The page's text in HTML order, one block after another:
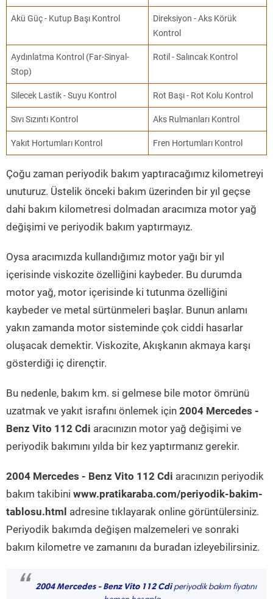
Akü Güç - Kutup Başı Kontrol
Direksiyon - Aks Körük
Kontrol
Aydınlatma Kontrol (Far-Sinyal-
Stop)
Rotil - Salıncak Kontrol
Silecek Lastik - Suyu Kontrol Rot Başı - Rot Kolu Kontrol
Sıvı Sızıntı Kontrol Aks Rulmanları Kontrol
Yakıt Hortumları Kontrol Fren Hortumları Kontrol
Çoğu zaman periyodik bakım yaptıracağımız kilometreyi
unuturuz. Üstelik önceki bakım üzerinden bir yıl geçse
dahi bakım kilometresi dolmadan aracımıza motor yağ
değişimi ve periyodik bakım yaptırmayız.
Oysa aracımızda kullandığımız motor yağı bir yıl
içerisinde viskozite özelliğini kaybeder. Bu durumda
motor yağ, motor içerisinde ki tutunma özelliğini
kaybeder ve metal sürtünmeleri başlar. Bunun anlamı
yakın zamanda motor sisteminde çok ciddi hasarlar
oluşacak demektir. Viskozite, Akışkanın akmaya karşı
gösterdiği iç dirençtir.
Bu nedenle, bakım km. si gelmese bile motor ömrünü
uzatmak ve yakıt israfını önlemek için 2004 Mercedes -
Benz Vito 112 Cdi aracınızın motor yağ değişimi ve
periyodik bakımını yılda bir kez yaptırmanız gerekir.
2004 Mercedes - Benz Vito 112 Cdi aracınızın periyodik
bakım takibini www.pratikaraba.com/periyodik-bakim-
tablosu.html adresine tıklayarak online görüntülersiniz.
Periyodik bakımda değişen malzemeleri ve sonraki
bakım kilometre ve zamanını da buradan izleyebilirsiniz.
“ 2004 Mercedes - Benz Vito 112 Cdiperiyodik bakım fiyatını